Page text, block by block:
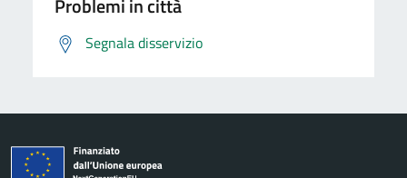
Problemi in città
Segnala disservizio